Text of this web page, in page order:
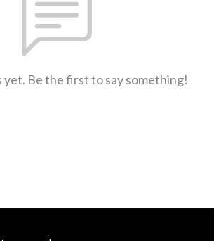
yet. Be the first to say something!